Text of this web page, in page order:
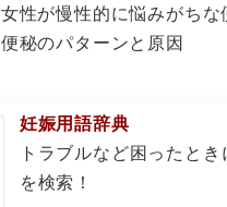
女性が慢性的に悩みがちな
便秘のパターンと原因
妊娠用語辞典
トラブルなど困ったと
を検索！